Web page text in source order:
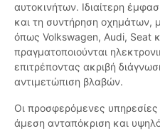
αυτοκινήτων. Ιδιαίτερη
και τη συντήρηση οχημάτων,
όπως Volkswagen, Audi, Seat
πραγματοποιούνται
επιτρέποντας ακριβή
αντιμετώπιση βλαβών.
Οι προσφερόμενες υπηρεσίες
άμεση ανταπόκριση και